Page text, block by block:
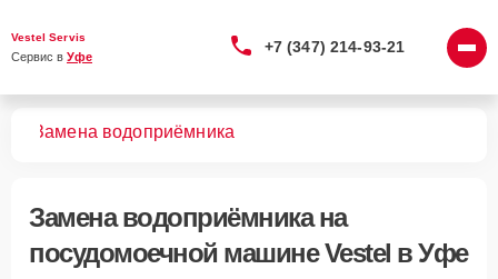
Vestel Servis
Сервис в Уфе
+7 (347) 214-93-21
Замена водоприёмника
Замена водоприёмникана
посудомоечной машине Vestel в Уфе